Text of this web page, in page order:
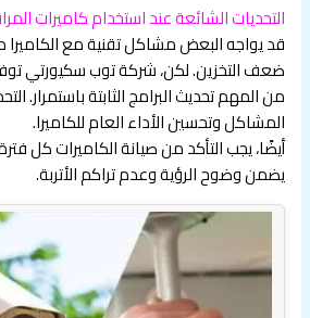
التحديات الشائعة عند استخدام كاميرات
قد يواجه البعض مشاكل تقنية مع الكاميرا
ضعف التخزين. لكن، شركة توب سكيورتي
من المهم تحديث البرامج الثابتة باستمرار.
المشاكل وتحسين الأداء العام للكاميرا.
أيضًا، يجب التأكد من صيانة الكاميرات كل
يضمن وضوح الرؤية وعدم تراكم الأتربة.